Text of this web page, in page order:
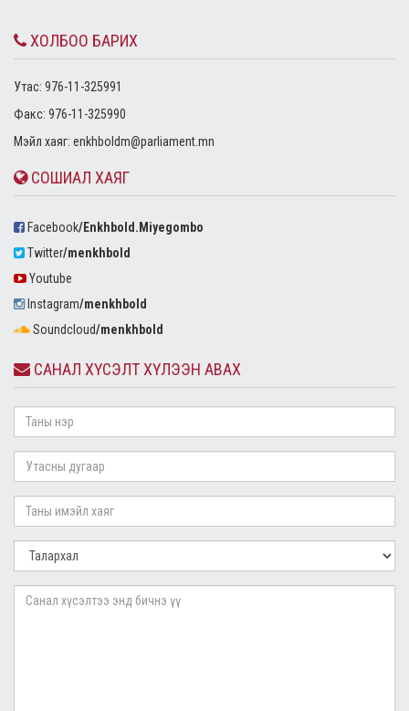
ХОЛБОО БАРИХ
Утас: 976-11-325991
Факс: 976-11-325990
Mэйл хаяг: enkhboldm@parliament.mn
СОШИАЛ ХАЯГ
Facebook/Enkhbold.Miyegombo
Twitter/menkhbold
Youtube
Instagram/menkhbold
Soundcloud/menkhbold
САНАЛ ХҮСЭЛТ ХҮЛЭЭН АВАХ